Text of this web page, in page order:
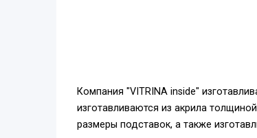
Компания "VITRINA inside"
изготавливаются из акрила
размеры подставок, а также